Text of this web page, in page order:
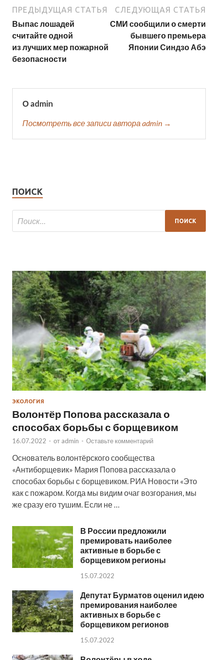
ПРЕДЫДУЩАЯ СТАТЬЯ
Выпас лошадей
считайте одной
из лучших мер пожарной
безопасности
СЛЕДУЮЩАЯ СТАТЬЯ
СМИ сообщили о смерти
бывшего премьера
Японии Синдзо Абэ
О admin
Посмотреть все записи автора admin →
ПОИСК
ЭКОЛОГИЯ
Волонтёр Попова рассказала о
способах борьбы с борщевиком
16.07.2022 - от admin - Оставьте комментарий
Основатель волонтёрского сообщества
«Антиборщевик» Мария Попова рассказала о
способах борьбы с борщевиком. РИА Новости «Это
как с пожаром. Когда мы видим очаг возгорания, мы
же сразу его тушим. Если не …
В России предложили
премировать наиболее
активные в борьбе с
борщевиком регионы
15.07.2022
Депутат Бурматов оценил идею
премирования наиболее
активных в борьбе с
борщевиком регионов
15.07.2022